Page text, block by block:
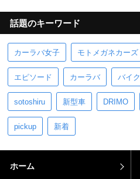
話題のキーワード
カーラバ女子 モトメガネカーズ
エピソード カーラバ バイク
sotoshiru 新型車 DRIMO
pickup 新着
ホーム